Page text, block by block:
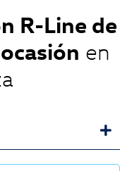
R-Line de
en